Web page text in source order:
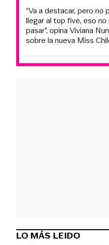
“Va a destacar, pero no
llegar al top five, eso no
pasar”, opina Viviana
sobre la nueva Miss
LO MÁS LEIDO